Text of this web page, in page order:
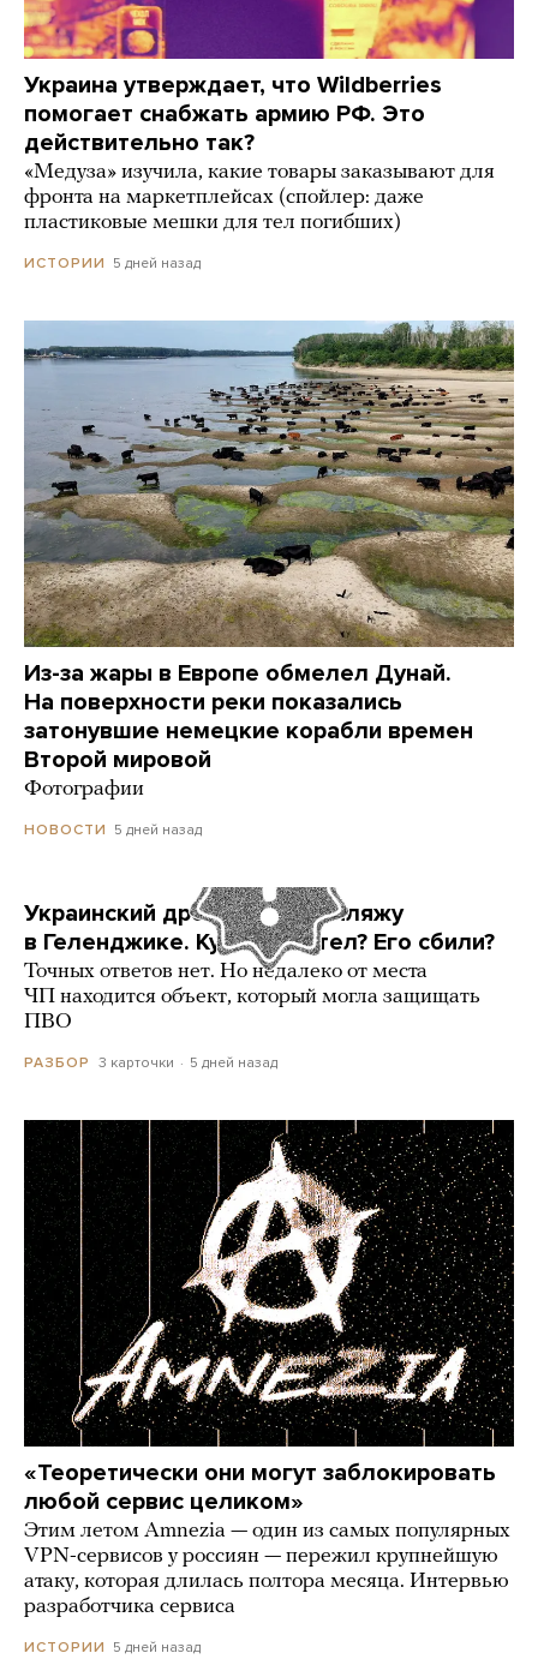
Украина утверждает, что Wildberries
помогает снабжать армию РФ. Это
действительно так?
«Медуза» изучила, какие товары заказывают для
фронта на маркетплейсах (спойлер: даже
пластиковые мешки для тел погибших)
ИСТОРИИ 5 дней назад
Из-за жары в Европе обмелел Дунай.
На поверхности реки показались
затонувшие немецкие корабли времен
Второй мировой
Фотографии
НОВОСТИ 5 дней назад
Украинский дрон попал по пляжу
в Геленджике. Куда он летел? Его сбили?
Точных ответов нет. Но недалеко от места
ЧП находится объект, который могла защищать
ПВО
РАЗБОР 3 карточки 5 дней назад
«Теоретически они могут заблокировать
любой сервис целиком»
Этим летом Amnezia — один из самых популярных
VPN-сервисов у россиян — пережил крупнейшую
атаку, которая длилась полтора месяца. Интервью
разработчика сервиса
ИСТОРИИ 5 дней назад